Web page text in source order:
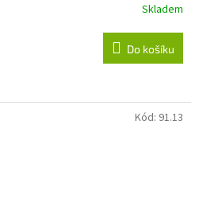
Skladem
Do košíku
Kód: 91.13